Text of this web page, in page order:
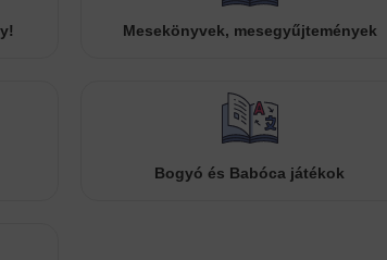
Mesekönyvek, mesegyűjtemények
Bogyó és Babóca játékok